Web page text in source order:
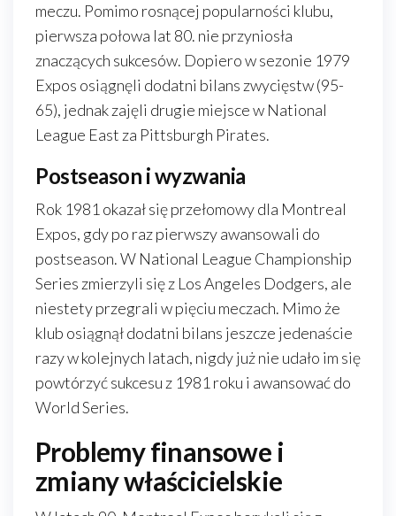
meczu. Pomimo rosnącej popularności klubu,
pierwsza połowa lat 80. nie przyniosła
znaczących sukcesów. Dopiero w sezonie 1979
Expos osiągnęli dodatni bilans zwycięstw (95-
65), jednak zajęli drugie miejsce w National
League East za Pittsburgh Pirates.
Postseason i wyzwania
Rok 1981 okazał się przełomowy dla Montreal
Expos, gdy po raz pierwszy awansowali do
postseason. W National League Championship
Series zmierzyli się z Los Angeles Dodgers, ale
niestety przegrali w pięciu meczach. Mimo że
klub osiągnął dodatni bilans jeszcze jedenaście
razy w kolejnych latach, nigdy już nie udało im się
powtórzyć sukcesu z 1981 roku i awansować do
World Series.
Problemy finansowe i
zmiany właścicielskie